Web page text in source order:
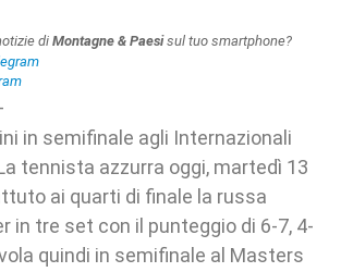
di Montagne & Paesisul tuo smartphone?
in semifinale agli Internazionali
tennista azzurra oggi, martedì 13
ai quarti di finale la russa
in tre set con il punteggio di 6-7, 4-
quindi in semifinale al Masters